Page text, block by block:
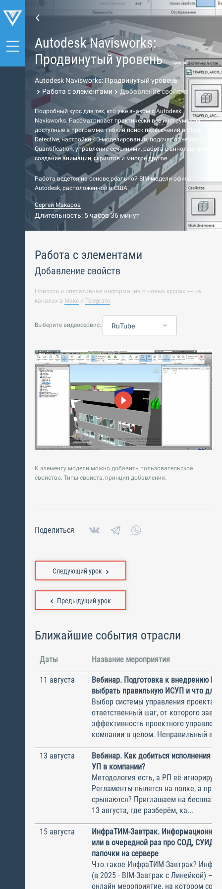
Autodesk Navisworks:
Продвинутый уровень
Средний
Autodesk Navisworks: Продвинутый уровень
Работа с элементами
Добавление свойств
Подробный курс для тех, кто уже знаком с Autodesk
Navisworks. Рассматривает практически все инструменты,
доступные в программе: гибкий поиск пересечений в Clash
Detective, настройки 4D-моделирования, подсчет объемов в
Quantification, управление сечениями, работа с аннотациями,
создание анимации, скриптов и многое другое.
Работа ведется на основе реальной BIM-модели офиса
Autodesk, расположенной в США.
Сергей Макаров
Длительность: 5 часов 36 минут
Работа с элементами
Добавление свойств
Новости и оперативная информация о новых курсах — на
каналах в Макс и Telegram.
Выберите видеосервис: RuTube
К элементу модели можно добавить пользовательское
свойство. Типы свойств, принцип добавления.
Поделиться
Предыдущий урок
Следующий урок
Ближайшие события отрасли
Даты Название мероприятия
11 августа
Вебинар. Подготовка к внедрению
выбрать правильную ИСУП и что для
Выбор системы управления
ответственный шаг, от которого
эффективность проектного
компании в целом. Неправильный
13 августа
Вебинар. Как добиться исполнения
УП в компании?
Методология есть, а РП её
Регламенты пылятся на полке, а
срываются? Приглашаем на
13 августа, где разберём, ка...
15 августа
ИнфраТИМ-Завтрак.
или в очередной раз про СОД, СУИД и
папочки на сервере
Что такое ИнфраТИМ-Завтрак?
(в 2025 - BIM-Завтрак с Линейкой) –
онлайн мероприятие, на котором